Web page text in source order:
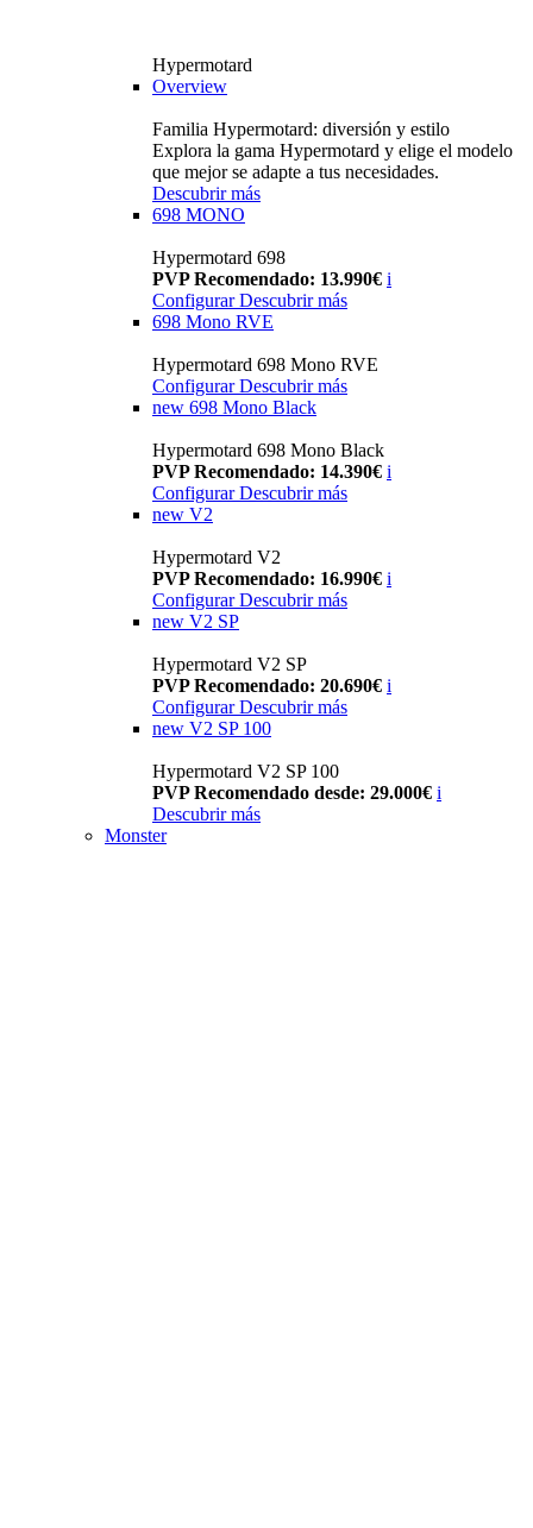
Hypermotard
Overview
Familia Hypermotard: diversión y estilo
Explora la gama Hypermotard y elige el modelo
que mejor se adapte a tus necesidades.
Descubrir más
698 MONO
Hypermotard 698
PVP Recomendado: 13.990€ i
ConfigurarDescubrir más
698 Mono RVE
Hypermotard 698 Mono RVE
Configurar Descubrir más
new 698 Mono Black
Hypermotard 698 Mono Black
PVP Recomendado: 14.390€ i
Configurar Descubrir más
new V2
Hypermotard V2
PVP Recomendado: 16.990€ i
Configurar Descubrir más
new V2 SP
Hypermotard V2 SP
PVP Recomendado: 20.690€ i
Configurar Descubrir más
new V2 SP 100
Hypermotard V2 SP 100
PVP Recomendado desde: 29.000€ i
Descubrir más
Monster